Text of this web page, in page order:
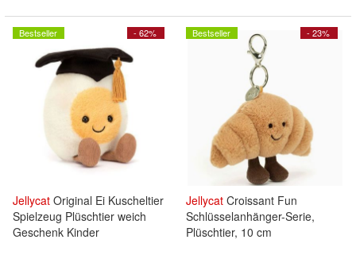
- 62%
Bestseller
Jellycat Original Ei Kuscheltier
Spielzeug Plüschtier weich
Geschenk Kinder
- 23%
Bestseller
Jellycat Croissant Fun
Schlüsselanhänger-Serie,
Plüschtier, 10 cm